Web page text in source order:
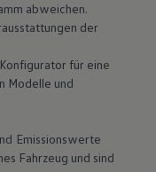
abweichen.
der
für eine
Modelle und
Emissionswerte
Fahrzeug und sind